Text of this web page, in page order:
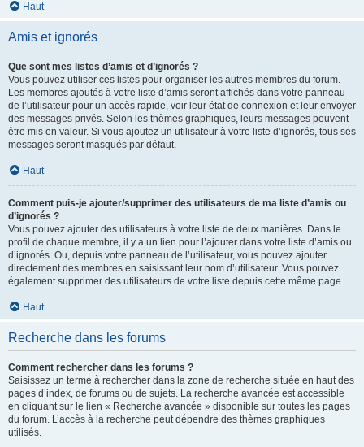
Haut
Amis et ignorés
Que sont mes listes d’amis et d’ignorés ?
Vous pouvez utiliser ces listes pour organiser les autres membres du forum.
Les membres ajoutés à votre liste d’amis seront affichés dans votre panneau
de l’utilisateur pour un accès rapide, voir leur état de connexion et leur envoyer
des messages privés. Selon les thèmes graphiques, leurs messages peuvent
être mis en valeur. Si vous ajoutez un utilisateur à votre liste d’ignorés, tous ses
messages seront masqués par défaut.
Haut
Comment puis-je ajouter/supprimer des utilisateurs de ma liste d’amis ou
d’ignorés ?
Vous pouvez ajouter des utilisateurs à votre liste de deux manières. Dans le
profil de chaque membre, il y a un lien pour l’ajouter dans votre liste d’amis ou
d’ignorés. Ou, depuis votre panneau de l’utilisateur, vous pouvez ajouter
directement des membres en saisissant leur nom d’utilisateur. Vous pouvez
également supprimer des utilisateurs de votre liste depuis cette même page.
Haut
Recherche dans les forums
Comment rechercher dans les forums ?
Saisissez un terme à rechercher dans la zone de recherche située en haut des
pages d’index, de forums ou de sujets. La recherche avancée est accessible
en cliquant sur le lien « Recherche avancée » disponible sur toutes les pages
du forum. L’accès à la recherche peut dépendre des thèmes graphiques
utilisés.